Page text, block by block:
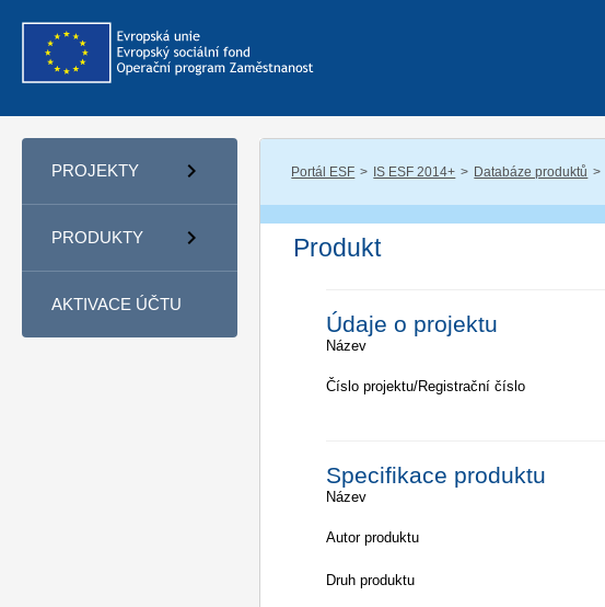
PROJEKTY
PRODUKTY
AKTIVACE ÚČTU
Portál ESF IS ESF 2014+ Databáze produktů
Produkt
Údaje o projektu
Název
Číslo projektu/Registrační číslo
Specifikace produktu
Název
Autor produktu
Druh produktu